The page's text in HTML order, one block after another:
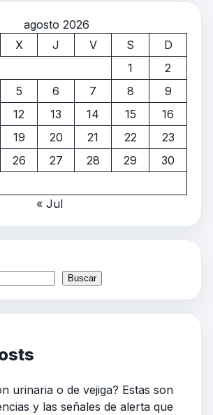
agosto 2026
X J V S
D
1
2
5 6 7 8
9
12 13 14 15
16
19 20 21 22
23
26 27 28 29
30
« Jul
Buscar
urinaria o de vejiga? Estas son
y las señales de alerta que